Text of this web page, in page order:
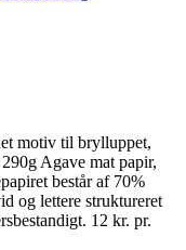
motiv til brylluppet,
Agave mat papir,
består af 70%
og lettere struktureret
12 kr. pr.